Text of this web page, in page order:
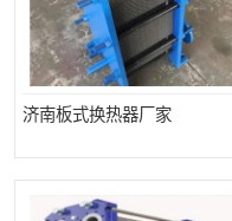
济南板式换热器厂家